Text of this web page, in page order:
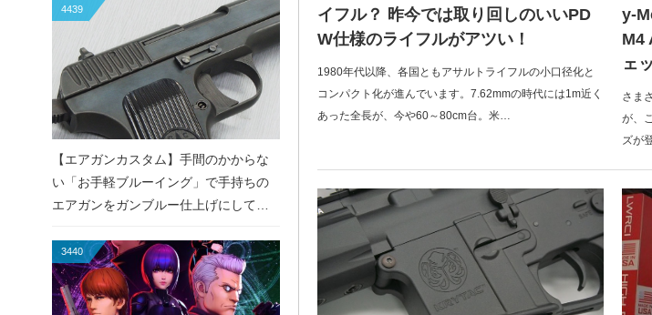
イフル？ 昨今では取り回しのいいPD
W仕様のライフルがアツい！
1980年代以降、各国ともアサルトライフルの小口径化と
コンパクト化が進んでいます。7.62mmの時代には1m近く
あった全長が、今や60～80cm台。米…
y-
M4
ェ
さま
が、
ズが
4439
【エアガンカスタム】手間のかからな
い「お手軽ブルーイング」で手持ちの
エアガンをガンブルー仕上げにしてみ
3440